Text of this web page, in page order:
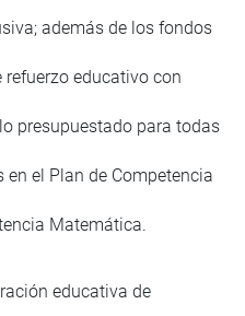
además de los fondos
educativo con
presupuestado para todas
el Plan de Competencia
Matemática.
educativa de